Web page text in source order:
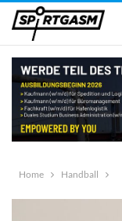
Home
Handball